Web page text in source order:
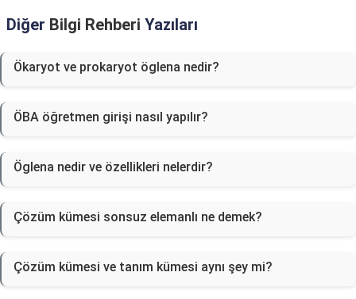
Diğer Bilgi Rehberi Yazıları
Ökaryot ve prokaryot öglena nedir?
ÖBA öğretmen girişi nasıl yapılır?
Öglena nedir ve özellikleri nelerdir?
Çözüm kümesi sonsuz elemanlı ne demek?
Çözüm kümesi ve tanım kümesi aynı şey mi?